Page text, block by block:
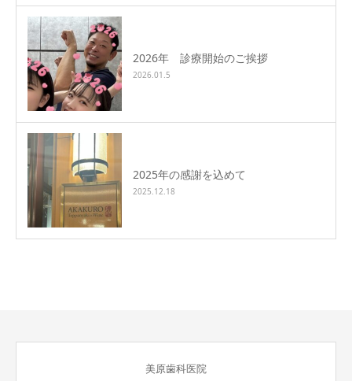
2026年 診療開始のご挨拶
2026.01.5
2025年の感謝を込めて
2025.12.18
美原歯科医院